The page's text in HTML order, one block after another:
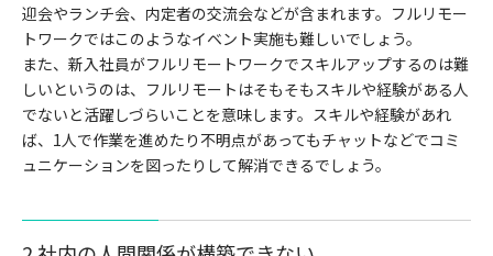
迎会やランチ会、内定者の交流会などが含まれます。フルリモー
トワークではこのようなイベント実施も難しいでしょう。
また、新入社員がフルリモートワークでスキルアップするのは難
しいというのは、フルリモートはそもそもスキルや経験がある人
でないと活躍しづらいことを意味します。スキルや経験があれ
ば、1人で作業を進めたり不明点があってもチャットなどでコミ
ュニケーションを図ったりして解消できるでしょう。